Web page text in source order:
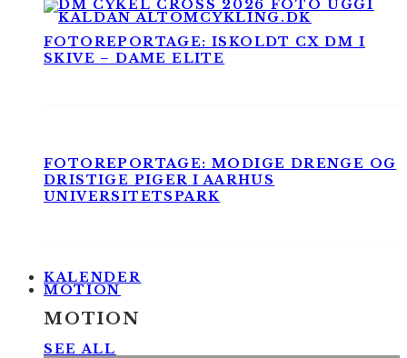
FOTOREPORTAGE: ISKOLDT CX DM I
SKIVE – DAME ELITE
FOTOREPORTAGE: MODIGE DRENGE OG
DRISTIGE PIGER I AARHUS
UNIVERSITETSPARK
KALENDER
MOTION
MOTION
SEE ALL